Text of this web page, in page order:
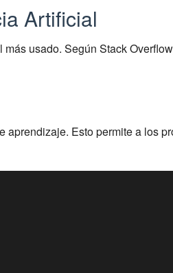
Artificial
usado. Según Stack
Esto permite a los